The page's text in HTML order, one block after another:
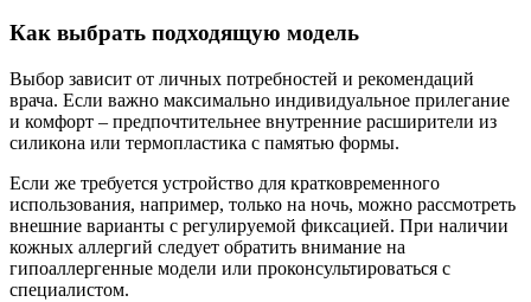
Как выбрать подходящую модель
Выбор зависит от личных потребностей и рекомендаций
врача. Если важно максимально индивидуальное прилегание
и комфорт – предпочтительнее внутренние расширители из
силикона или термопластика с памятью формы.
Если же требуется устройство для кратковременного
использования, например, только на ночь, можно рассмотреть
внешние варианты с регулируемой фиксацией. При наличии
кожных аллергий следует обратить внимание на
гипоаллергенные модели или проконсультироваться с
специалистом.